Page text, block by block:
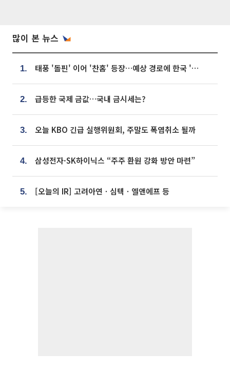
많이 본 뉴스
1. 태풍 '돌핀' 이어 '찬홈' 등장…예상 경로에 한국 '한숨'
2. 급등한 국제 금값…국내 금시세는?
3. 오늘 KBO 긴급 실행위원회, 주말도 폭염취소 될까
4. 삼성전자·SK하이닉스 “주주 환원 강화 방안 마련”
5. [오늘의 IR] 고려아연ㆍ심텍ㆍ엘앤에프 등